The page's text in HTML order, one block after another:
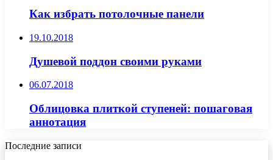
Как избрать потолочные панели
19.10.2018
Душевой поддон своими руками
06.07.2018
Облицовка плиткой ступеней: пошаговая
аннотация
Последние записи